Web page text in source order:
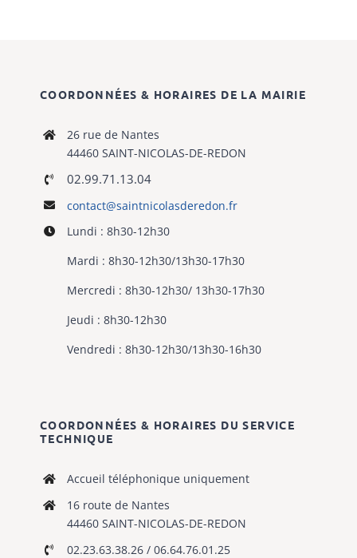
COORDONNÉES & HORAIRES DE LA MAIRIE
26 rue de Nantes
44460 SAINT-NICOLAS-DE-REDON
02.99.71.13.04
contact@saintnicolasderedon.fr
Lundi : 8h30-12h30
Mardi : 8h30-12h30/13h30-17h30
Mercredi : 8h30-12h30/ 13h30-17h30
Jeudi : 8h30-12h30
Vendredi : 8h30-12h30/13h30-16h30
COORDONNÉES & HORAIRES DU SERVICE
TECHNIQUE
Accueil téléphonique uniquement
16 route de Nantes
44460 SAINT-NICOLAS-DE-REDON
02.23.63.38.26 / 06.64.76.01.25